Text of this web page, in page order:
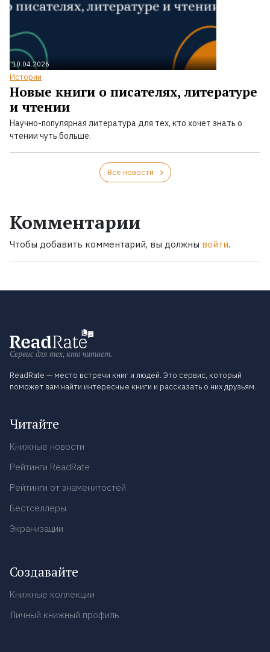
10.04.2026
Истории
Новые книги о писателях, литературе
и чтении
Научно-популярная литература для тех, кто хочет знать о
чтении чуть больше.
Все новости
Комментарии
Чтобы добавить комментарий, вы должны войти.
Сервис для тех, кто читает.
ReadRate — место встречи книг и людей. Это сервис, который
поможет вам найти интересные книги и рассказать о них друзьям.
Читайте
Книжные новости
Рейтинги ReadRate
Рейтинги от знаменитостей
Бестселлеры
Экранизации
Создавайте
Книжные коллекции
Личный книжный профиль